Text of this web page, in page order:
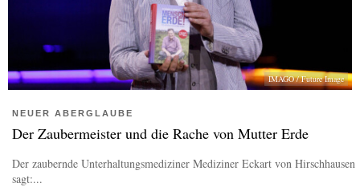
IMAGO / Future Image
NEUER ABERGLAUBE
Der Zaubermeister und die Rache von Mutter Erde
Der zaubernde Unterhaltungsmediziner Mediziner Eckart von Hirschhausen
sagt:...